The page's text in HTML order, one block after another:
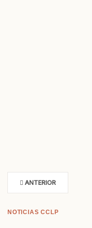
ANTERIOR
NOTICIAS CCLP